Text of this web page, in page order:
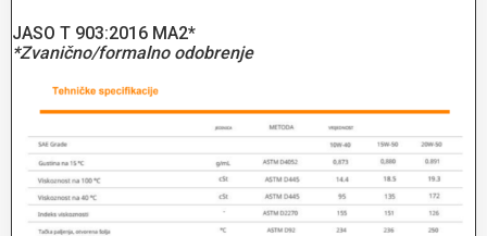
JASO T 903:2016 MA2*
*Zvanično/formalno odobrenje